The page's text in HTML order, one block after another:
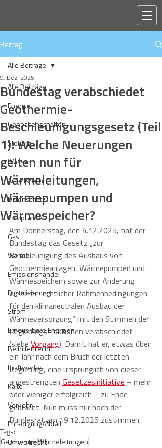
Beitrag
Alle Beiträge
Energie
Genossenschaften
Steuern
Wasser
Arbeitsrecht
Datenschutz
Compliance
Gas
Wärme
Emissionshandel
Digitalisierung
Strom
Erneuerbare Energien
Beihilfenrecht
Kraftwerke
Kälte
Verkehr
Entsorgung/Abfall
Umweltrecht
Alle Beiträge
Bundestag verabschiedet
Geothermie-
Beschleunigungsgesetz (Teil
1): Welche Neuerungen
gelten nun für
Wärmeleitungen,
Wärmepumpen und
Wärmespeicher?
9. Dez. 2025
Am Donnerstag, den 4.12.2025, hat der
Bundestag das Gesetz „zur
Beschleunigung des Ausbaus von
Geothermieanlagen, Wärmepumpen und
Wärmespeichern sowie zur Änderung
weiterer rechtlicher Rahmenbedingungen
für den klimaneutralen Ausbau der
Wärmeversorgung“ mit den Stimmen der
Regierungsfraktionen verabschiedet
(siehe Vorgang). Damit hat er, etwas über
ein Jahr nach dem Bruch der letzten
Regierung, eine ursprünglich von dieser
angestrengten Gesetzesinitiative – mehr
oder weniger erfolgreich – zu Ende
gebracht. Nun muss nur noch der
Bundesrat am 19.12.2025 zustimmen.
Tags:
GeothermieWärmeleitungen